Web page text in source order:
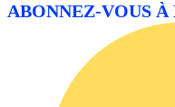
ABONNEZ-VOUS